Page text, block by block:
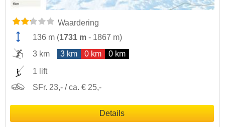
Waardering
136 m (1731 m - 1867 m)
3 km
3 km 0 km 0 km
1 lift
SFr. 23,- / ca. € 25,-
Details